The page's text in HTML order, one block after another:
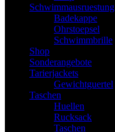
Schwimmausruestung
Badekappe
Ohrstoepsel
Schwimmbrille
Shop
Sonderangebote
Tarierjackets
Gewichtguertel
Taschen
Huellen
Rucksack
Taschen